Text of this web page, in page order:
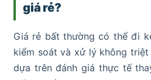
giá rẻ?
Giá rẻ bất thường có thể đi
kiểm soát và xử lý không
dựa trên đánh giá thực tế